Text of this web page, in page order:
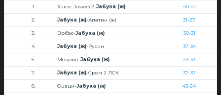
1. Халас Јожеф 2-Јабука (ж) 40-41
2. Јабука (ж)-Апатин (ж) 31-27
3. Врбас-Јабука (ж) 30-31
4. Јабука (ж)-Русин 37-34
5. Мокрин-Јабука (ж) 43-33
7. Јабука (ж)-Срем 2 ЛСК 37-37
8. Оџаци-Јабука (ж) 43-24